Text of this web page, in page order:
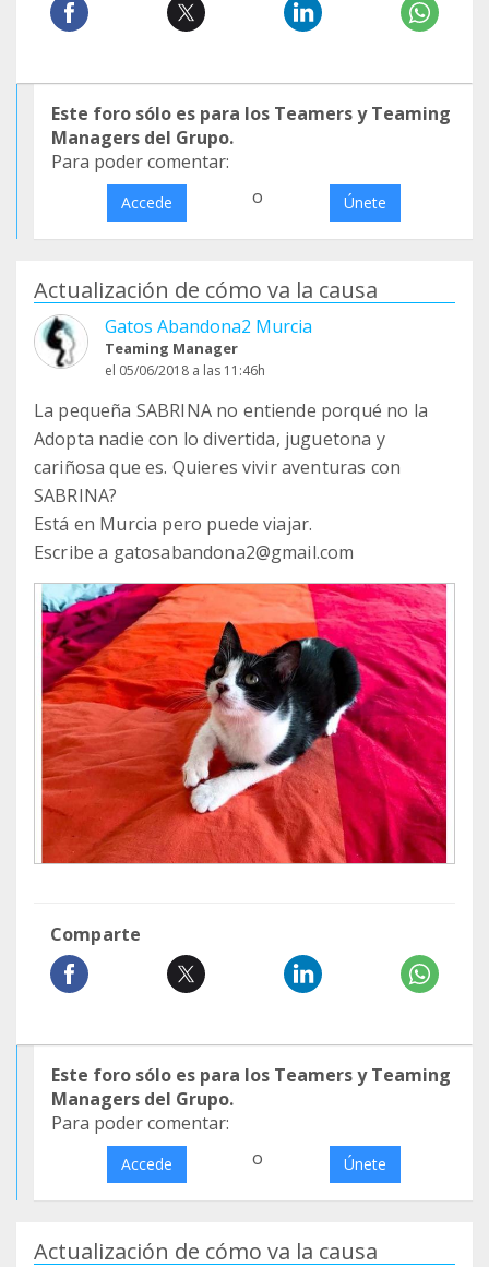
Este foro sólo es para los Teamers y Teaming
Managers del Grupo.
Para poder comentar:
Accede o Únete
Actualización de cómo va la causa
Gatos Abandona2 Murcia
Teaming Manager
el 05/06/2018 a las 11:46h
La pequeña SABRINA no entiende porqué no la
Adopta nadie con lo divertida, juguetona y
cariñosa que es. Quieres vivir aventuras con
SABRINA?
Está en Murcia pero puede viajar.
Escribe a gatosabandona2@gmail.com
Comparte
Este foro sólo es para los Teamers y Teaming
Managers del Grupo.
Para poder comentar:
Accede o Únete
Actualización de cómo va la causa